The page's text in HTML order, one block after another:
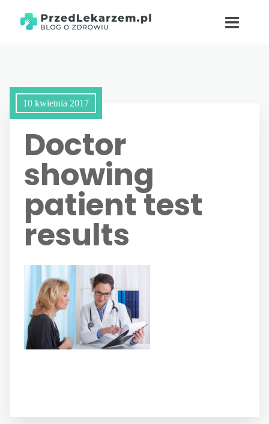
10 kwietnia 2017
Doctor
showing
patient test
results